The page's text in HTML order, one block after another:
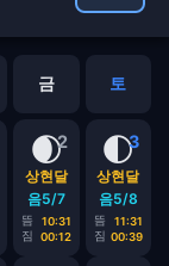
금 토
2
🌒
상현달
음5/7
뜸
10:31
짐
00:12
3
🌓
상현달
음5/8
뜸
11:31
짐 00:39